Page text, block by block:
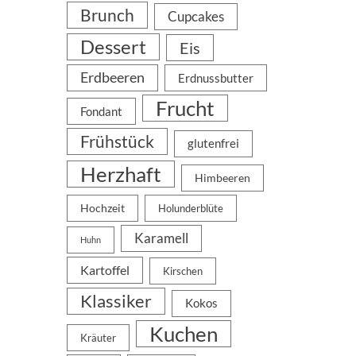
Brunch Cupcakes
Dessert Eis
Erdbeeren Erdnussbutter
Fondant Frucht
Frühstück glutenfrei
Herzhaft Himbeeren
Hochzeit Holunderblüte
Huhn Karamell
Kartoffel Kirschen
Klassiker Kokos
Kräuter Kuchen